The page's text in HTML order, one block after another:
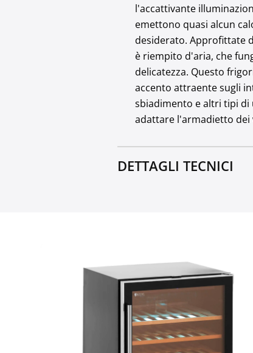
l'accattivante
emettono quasi alcun
desiderato. Approfittate
è riempito d'aria, che
delicatezza. Questo
accento attraente sugli
sbiadimento e altri tipi di
adattare l'armadietto dei
DETTAGLI TECNICI
Piedini regolabili
AEC (Consumo
Capacità [l]
Colore